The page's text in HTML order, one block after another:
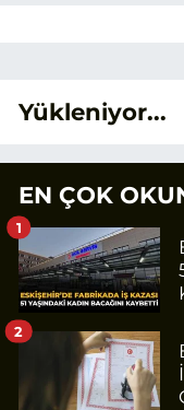
Yükleniyor...
EN ÇOK
1
2